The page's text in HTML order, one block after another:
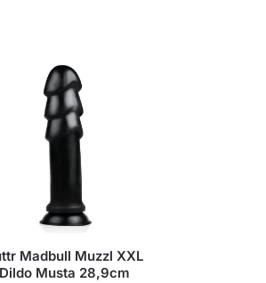
Madbull Muzzl XXL
Dildo Musta 28,9cm